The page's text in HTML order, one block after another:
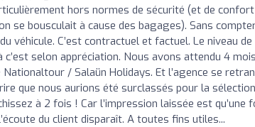
hors normes de sécurité (et de confort
se bousculait à cause des bagages). Sans
véhicule. C’est contractuel et factuel. Le niveau de
selon appréciation. Nous avons attendu 4 mois
/ Salaün Holidays. Et l’agence se
que nous aurions été surclassés pour la
à 2 fois ! Car l’impression laissée est qu’une
du client disparaît. A toutes fins utiles...